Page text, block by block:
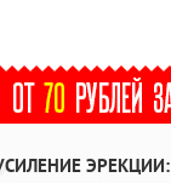
ЭРЕКЦИИ: